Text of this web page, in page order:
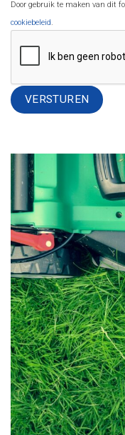
Door gebruik te maken van dit
cookiebeleid.